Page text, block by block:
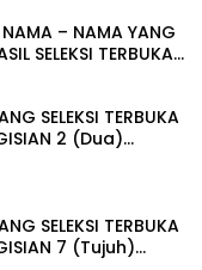
NAMA – NAMA YANG
SELEKSI TERBUKA
KONAWE
SELEKSI TERBUKA
2 (Dua)
SELEKSI TERBUKA
7 (Tujuh)